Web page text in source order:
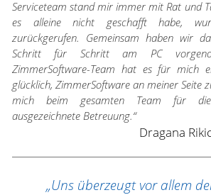
Serviceteam stand mir immer mit Rat und
es alleine nicht geschafft habe,
zurückgerufen. Gemeinsam haben wir
Schritt für Schritt am PC
ZimmerSoftware-Team hat es für mich
glücklich, ZimmerSoftware an meiner Seite
mich beim gesamten Team für
ausgezeichnete Betreuung.“
Dragana
„Uns überzeugt vor allem